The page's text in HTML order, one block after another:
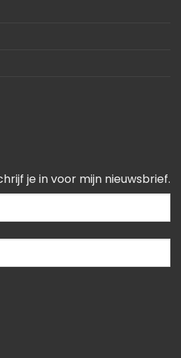
je in voor mijn nieuwsbrief.